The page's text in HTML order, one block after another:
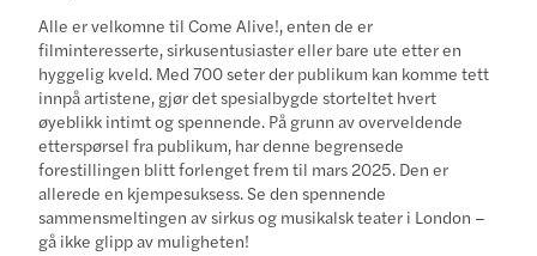
Alle er velkomne til Come Alive!, enten de er
filminteresserte, sirkusentusiaster eller bare ute etter en
hyggelig kveld. Med 700 seter der publikum kan komme tett
innpå artistene, gjør det spesialbygde storteltet hvert
øyeblikk intimt og spennende. På grunn av overveldende
etterspørsel fra publikum, har denne begrensede
forestillingen blitt forlenget frem til mars 2025. Den er
allerede en kjempesuksess. Se den spennende
sammensmeltingen av sirkus og musikalsk teater i London –
gå ikke glipp av muligheten!